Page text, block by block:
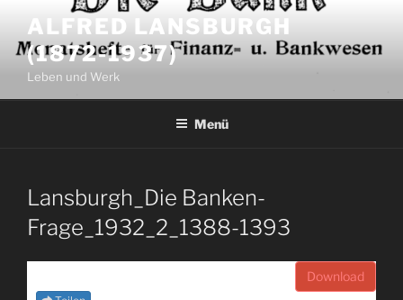
Inhalt
springen
ALFRED LANSBURGH
(1872-1937)
Leben und Werk
Menü
Lansburgh_Die Banken-
Frage_1932_2_1388-1393
Download